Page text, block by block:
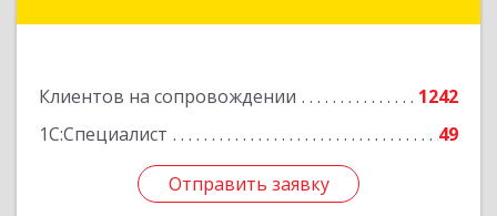
Клиентов на сопровождении
1242
1С:Специалист
49
Отправить заявку
Отправить заявку